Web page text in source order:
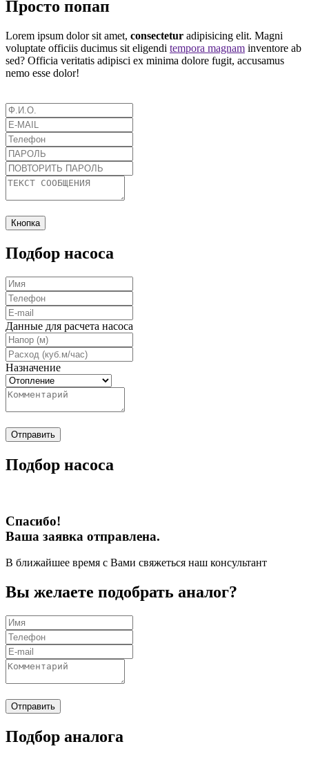
Просто попап
Lorem ipsum dolor sit amet, consectetur adipisicing elit. Magni
voluptate officiis ducimus sit eligendi tempora magnam inventore ab
sed? Officia veritatis adipisci ex minima dolore fugit, accusamus
nemo esse dolor!
Кнопка
Подбор насоса
Данные для расчета насоса
Назначение
Отправить
Подбор насоса
Спасибо!
Ваша заявка отправлена.
В ближайшее время с Вами свяжеться наш консультант
Вы желаете подобрать аналог?
Отправить
Подбор аналога